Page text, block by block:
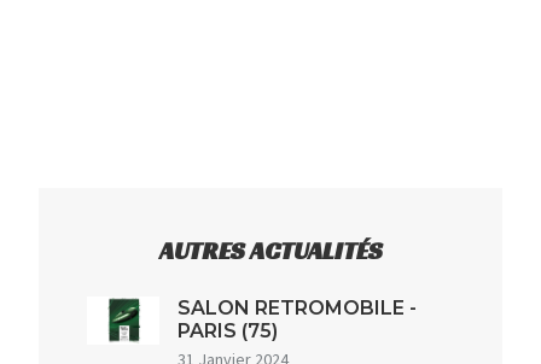
AUTRES ACTUALITÉS
SALON RETROMOBILE -
PARIS (75)
31 Janvier 2024